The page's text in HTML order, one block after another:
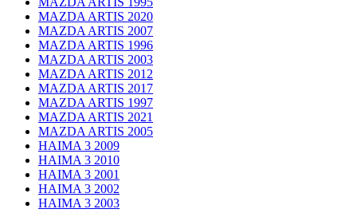
MAZDA ARTIS 2020
MAZDA ARTIS 2007
MAZDA ARTIS 1996
MAZDA ARTIS 2003
MAZDA ARTIS 2012
MAZDA ARTIS 2017
MAZDA ARTIS 1997
MAZDA ARTIS 2021
MAZDA ARTIS 2005
HAIMA 3 2009
HAIMA 3 2010
HAIMA 3 2001
HAIMA 3 2002
HAIMA 3 2003